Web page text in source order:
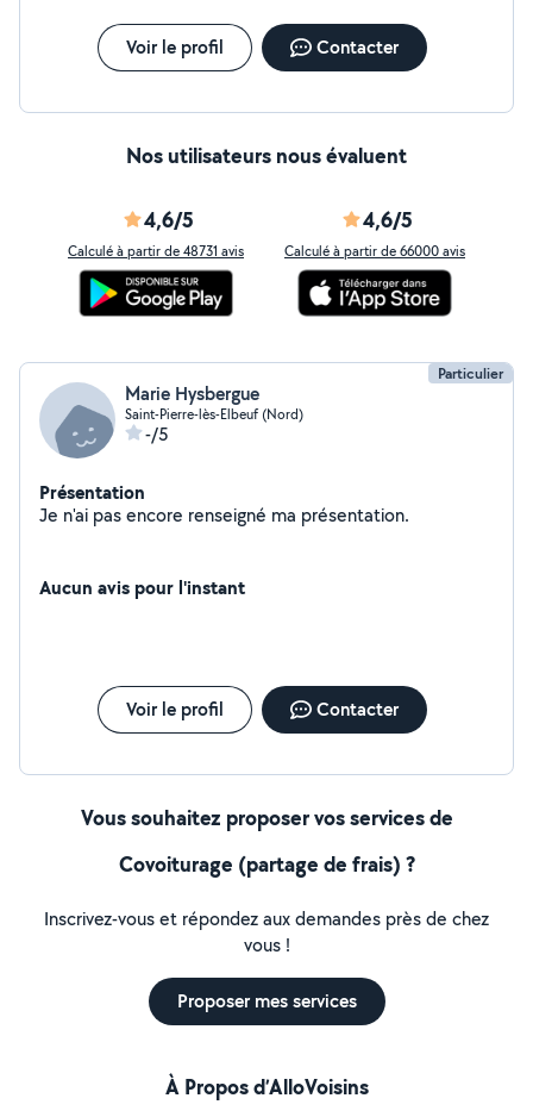
Voir le profil Contacter
Nos utilisateurs nous évaluent
4,6/5
Calculé à partir de 48731 avis
4,6/5
Calculé à partir de 66000 avis
Particulier
Marie Hysbergue
Saint-Pierre-lès-Elbeuf (Nord)
-/5
Présentation
Je n'ai pas encore renseigné ma présentation.
Aucun avis pour l'instant
Voir le profil Contacter
Vous souhaitez proposer vos services de
Covoiturage (partage de frais) ?
Inscrivez-vous et répondez aux demandes près de chez
vous !
Proposer mes services
À Propos d’AlloVoisins